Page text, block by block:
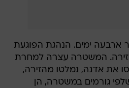
ארבעה ימים. הנהגת הפוגעת
המשטרה עצרה למחרת
את אדנה, נמלטו מהזירה,
גורמים במשטרה, הן